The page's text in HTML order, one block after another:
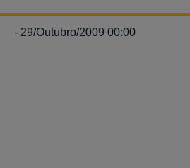
- 29/Outubro/2009 00:00